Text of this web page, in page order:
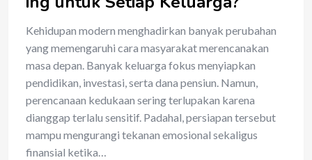
Kehidupan modern menghadirkan banyak perubahan
yang memengaruhi cara masyarakat merencanakan
masa depan. Banyak keluarga fokus menyiapkan
pendidikan, investasi, serta dana pensiun. Namun,
perencanaan kedukaan sering terlupakan karena
dianggap terlalu sensitif. Padahal, persiapan tersebut
mampu mengurangi tekanan emosional sekaligus
finansial ketika…